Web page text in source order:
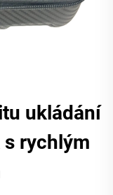
ukládání
rychlým